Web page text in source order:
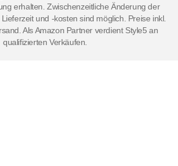
erhalten. Zwischenzeitliche Änderung der
und -kosten sind möglich. Preise inkl.
Als Amazon Partner verdient Style5 an
qualifizierten Verkäufen.